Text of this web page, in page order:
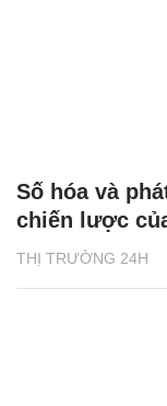
THỊ TRƯỜNG 24H
Số hóa và
chiến lược